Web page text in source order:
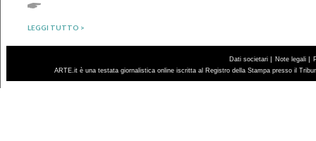
LEGGI TUTTO >
Dati societari | Note legali |
ARTE.it è una testata giornalistica online iscritta al Registro della Stampa presso il